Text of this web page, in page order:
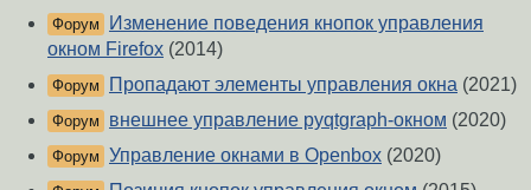
Форум
Изменение поведения кнопок управления
окном Firefox (2014)
Форум Пропадают элементы управления окна (2021)
Форум внешнее управление pyqtgraph-окном (2020)
Форум Управление окнами в Openbox (2020)